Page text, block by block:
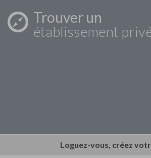
Trouver un
établissement
Loguez-vous, créez